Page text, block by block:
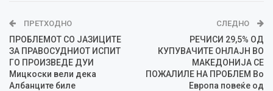
ПРЕТХОДНО
ПРОБЛЕМОТ СО ЈАЗИЦИТЕ
ЗА ПРАВОСУДНИОТ ИСПИТ
ГО ПРОИЗВЕДЕ ДУИ
Мицкоски вели дека
Албанците биле
СЛЕДНО
РЕЧИСИ 29,5% ОД
КУПУВАЧИТЕ ОНЛАЈН ВО
МАКЕДОНИЈА СЕ
ПОЖАЛИЛЕ НА ПРОБЛЕМ Во
Европа повеќе од